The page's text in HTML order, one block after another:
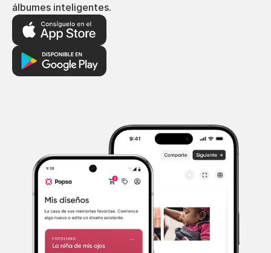
álbumes inteligentes.